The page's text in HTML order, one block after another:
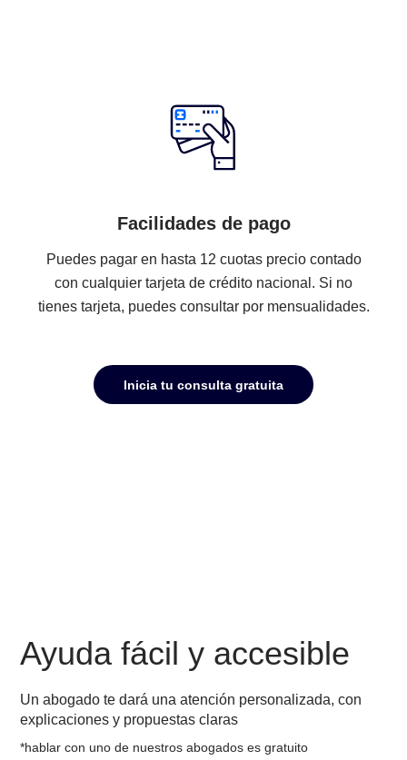
presupuesto por el valor total a pagar y sus gastos
adicionales estimados.Sin cobros sorpresa
Facilidades de pago